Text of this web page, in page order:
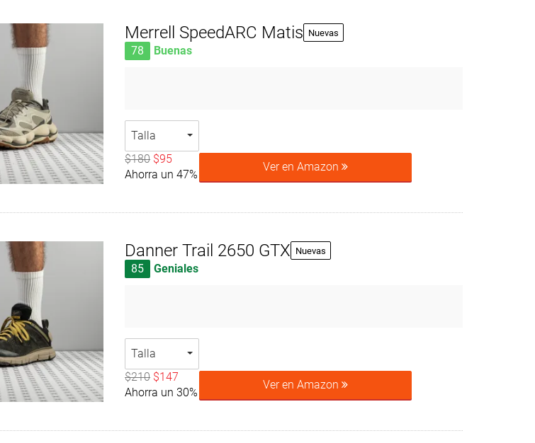
Merrell SpeedARC Matis Nuevas
78 Buenas
Talla
$180 $95
Ahorra un 47%
Ver en Amazon
Danner Trail 2650 GTX Nuevas
85 Geniales
Talla
$210 $147
Ahorra un 30%
Ver en Amazon